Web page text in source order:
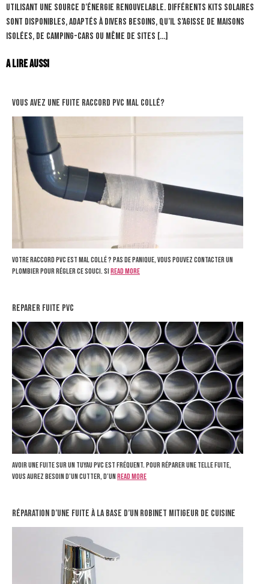
utilisant une source d’énergie renouvelable. Différents kits solaires
sont disponibles, adaptés à divers besoins, qu’il s’agisse de maisons
isolées, de camping-cars ou même de sites […]
A lire aussi
Vous avez une fuite raccord pvc mal collé?
Votre raccord PVC est mal collé ? Pas de panique, vous pouvez contacter un
plombier pour régler ce souci. SiRead more
reparer fuite pvc
Avoir une fuite sur un tuyau PVC est fréquent. Pour réparer une telle fuite,
vous aurez besoin d’un cutter, d’unRead more
Réparation d’une fuite à la base d’un robinet mitigeur de cuisine